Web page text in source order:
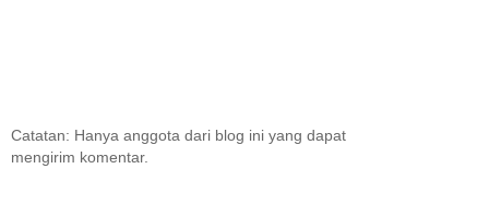
Catatan: Hanya anggota dari blog ini yang dapat
mengirim komentar.